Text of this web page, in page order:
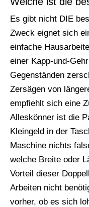
Es gibt nicht DIE
Zweck eignet sich
einfache
einer Kapp-und-
Gegenständen
Zersägen von
empfiehlt sich eine
Alleskönner ist die
Kleingeld in der
Maschine nichts
welche Breite oder
Vorteil dieser
Arbeiten nicht
vorher, ob es sich